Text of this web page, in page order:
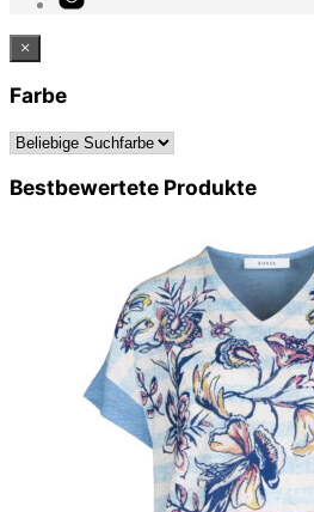
×
Farbe
Bestbewertete Produkte